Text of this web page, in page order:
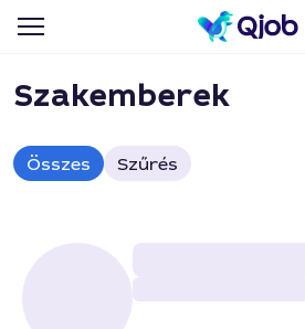
Szakemberek
Összes Szűrés